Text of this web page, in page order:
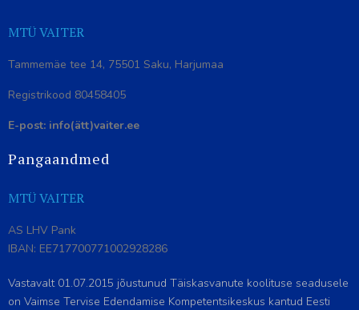
MTÜ VAITER
Tammemäe tee 14, 75501 Saku, Harjumaa
Registrikood 80458405
E-post: info(ätt)vaiter.ee
Pangaandmed
MTÜ VAITER
AS LHV Pank
IBAN: EE717700771002928286
Vastavalt 01.07.2015 jõustunud Täiskasvanute koolituse seadusele
on Vaimse Tervise Edendamise Kompetentsikeskus kantud Eesti